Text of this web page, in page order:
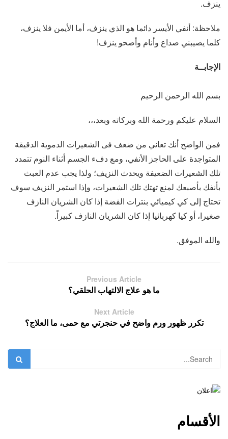
ينزف.
ملاحظة: أنفي الأيسر دائما هو الذي ينزف، أما الأيمن فلا ينزف،
كلما يصيبني صداع وأنام وأصحو ينزف!
الإجابــة
بسم الله الرحمن الرحيم
السلام عليكم ورحمة الله وبركاته وبعد،،،
فمن الواضح أنك تعاني من ضعف فى الشعيرات الدموية الدقيقة
المتواجدة على الحاجز الأنفي، ومع دفء الجسم أثناء النوم تتمدد
تلك الشعيرات الضعيفة ويحدث النزيف؛ ولذا يجب عدم العبث
بأنفك بأصبعك لمنع تهتك تلك الشعيرات، وإذا استمر النزيف سوف
تحتاج إلى كي كيميائي بنترات الفضة إذا كان الشريان النازف
صغيرا، أو كيا كهربائيا إذا كان الشريان النازف كبيراً.
والله الموفق.
Previous Article
ما هو علاج الالتهاب الحلقي؟
Next Article
تكرر ظهور ورم واضح في حنجرتي مع حمى، ما العلاج؟
الأقسام